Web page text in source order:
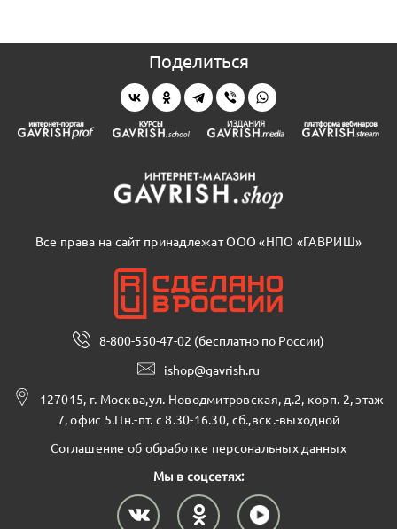
Поделиться
Все права на сайт принадлежат ООО «НПО «ГАВРИШ»
8-800-550-47-02 (бесплатно по России)
ishop@gavrish.ru
127015, г. Москва,ул. Новодмитровская, д.2, корп. 2, этаж
7, офис 5.Пн.-пт. с 8.30-16.30, сб.,вск.-выходной
Соглашение об обработке персональных данных
Мы в соцсетях: